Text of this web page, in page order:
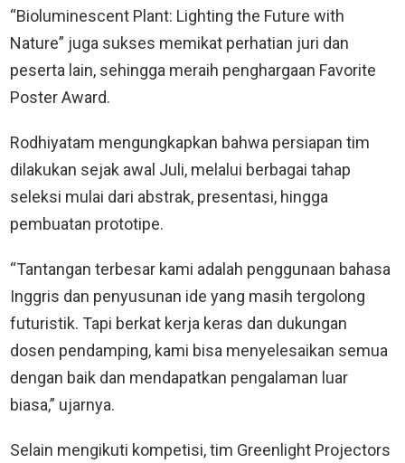
“Bioluminescent Plant: Lighting the Future with
Nature” juga sukses memikat perhatian juri dan
peserta lain, sehingga meraih penghargaan Favorite
Poster Award.
Rodhiyatam mengungkapkan bahwa persiapan tim
dilakukan sejak awal Juli, melalui berbagai tahap
seleksi mulai dari abstrak, presentasi, hingga
pembuatan prototipe.
“Tantangan terbesar kami adalah penggunaan bahasa
Inggris dan penyusunan ide yang masih tergolong
futuristik. Tapi berkat kerja keras dan dukungan
dosen pendamping, kami bisa menyelesaikan semua
dengan baik dan mendapatkan pengalaman luar
biasa,” ujarnya.
Selain mengikuti kompetisi, tim Greenlight Projectors